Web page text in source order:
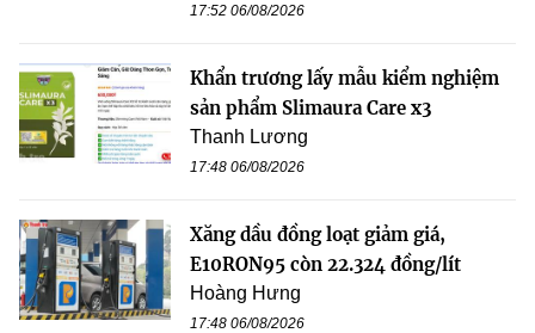
17:52 06/08/2026
Khẩn trương lấy mẫu kiểm nghiệm
sản phẩm Slimaura Care x3
Thanh Lương
17:48 06/08/2026
Xăng dầu đồng loạt giảm giá,
E10RON95 còn 22.324 đồng/lít
Hoàng Hưng
17:48 06/08/2026